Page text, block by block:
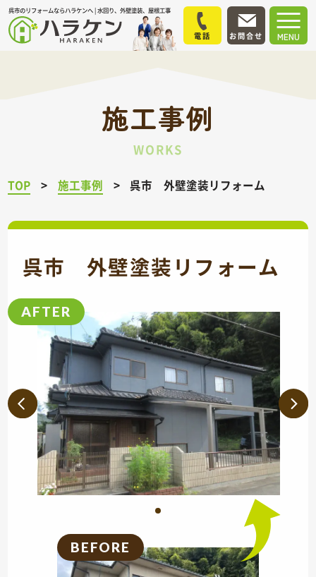
呉市のリフォームならハラケンへ | 水回り、外壁塗装、屋根工事
MENU
電話 お問合せ
施工事例
WORKS
TOP 施工事例 呉市 外壁塗装リフォーム
呉市 外壁塗装リフォーム